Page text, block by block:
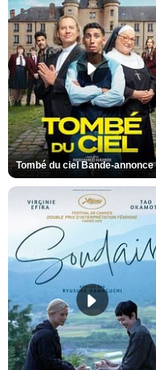
Tombé du ciel Bande-annonce